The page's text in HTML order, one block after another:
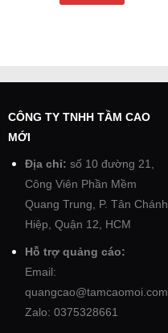
CÔNG TY TNHH TẦM CAO
MỚI
Địa chỉ: số 10 đường 21,
Công Viên Phần Mềm
Quang Trung, P. Tân Chánh
Hiệp, Quận 12, HCM
Hỗ trợ quảng cáo:
Email:
quangcao@tamcaomoi.com
Zalo: 0375328661